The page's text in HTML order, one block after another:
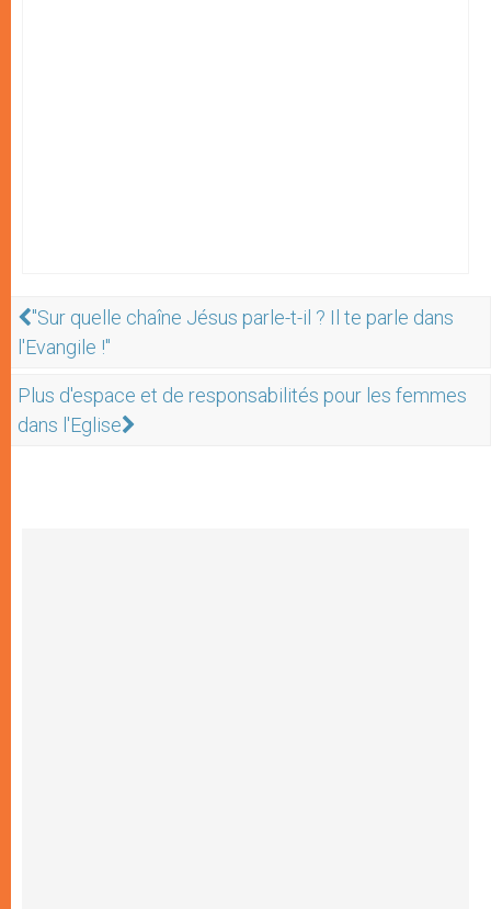
"Sur quelle chaîne Jésus parle-t-il ? Il te parle dans
l'Evangile !"
Plus d'espace et de responsabilités pour les femmes
dans l'Eglise